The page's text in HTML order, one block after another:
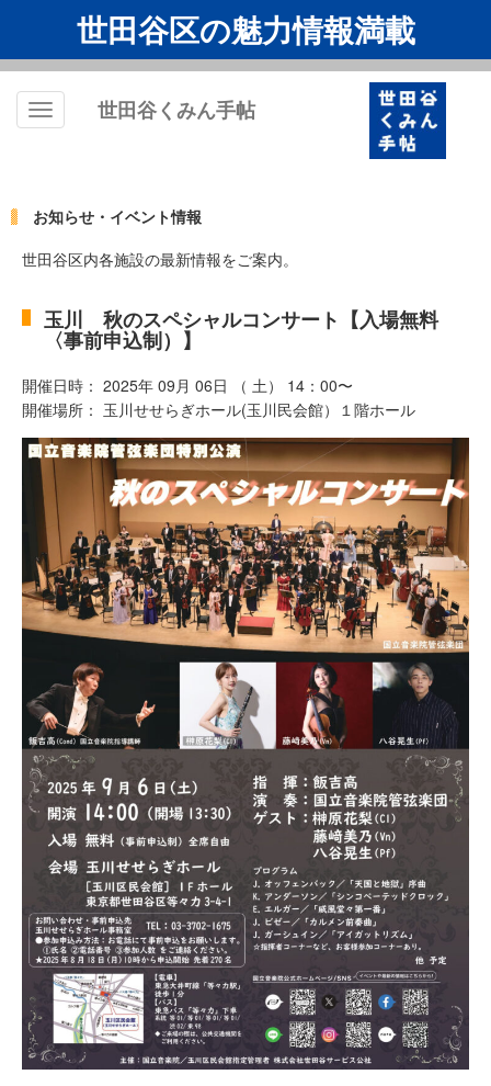
世田谷区の魅力情報満載
Toggle
世田谷くみん手帖
お知らせ・イベント情報
世田谷区内各施設の最新情報をご案内。
玉川 秋のスペシャルコンサート【入場無料
〈事前申込制）】
開催日時： 2025年 09月 06日 （ 土） 14：00〜
開催場所： 玉川せせらぎホール(玉川民会館）１階ホール